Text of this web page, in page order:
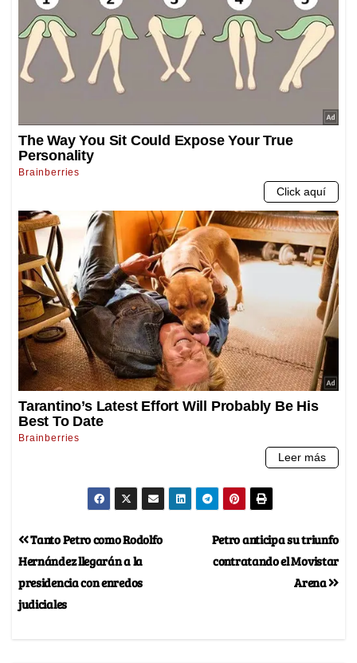
Petro anticipa su triunfo
contratando el Movistar
Arena
Tanto Petro como Rodolfo
Hernández llegarán a la
presidencia con enredos
judiciales